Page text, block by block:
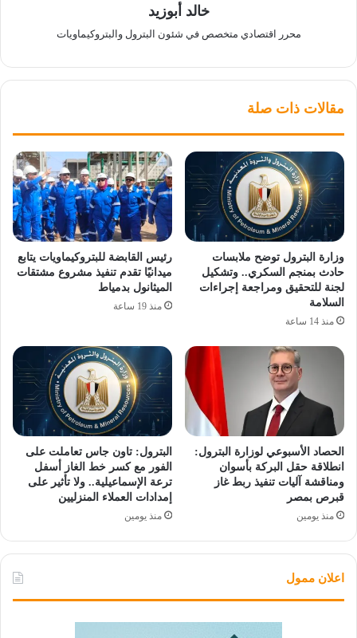
خالد أبوزيد
محرر اقتصادي متخصص في شئون البترول والبتروكيماويات
مقالات ذات صلة
وزارة البترول توضح ملابسات
حادث بمنجم السكري.. وتشكيل
لجنة للتحقيق ومراجعة إجراءات
السلامة
منذ 14 ساعة
رئيس القابضة للبتروكيماويات يتابع
ميدانيًا تقدم تنفيذ مشروع مشتقات
الميثانول بدمياط
منذ 19 ساعة
الحصاد الأسبوعي لوزارة البترول:
انطلاقة حقل البركة بأسوان
ومناقشة آليات تنفيذ ربط غاز
قبرص بمصر
منذ يومين
البترول: تاون جاس تعاملت على
الفور مع كسر خط الغاز أسفل
ترعة الإسماعيلية.. ولا تأثير على
إمدادات العملاء المنزليين
منذ يومين
اعلان ممول